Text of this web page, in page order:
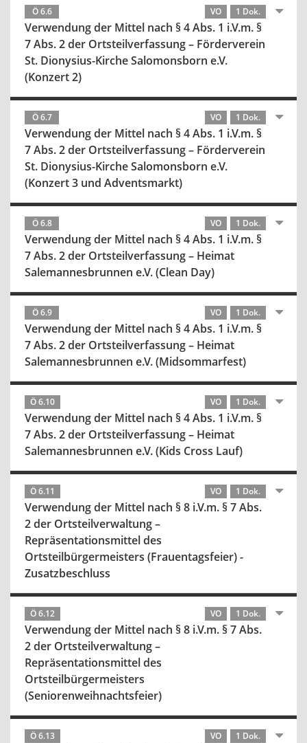
Ö 6.6 VO 1 Dok.
Verwendung der Mittel nach § 4 Abs. 1 i.V.m. §
7 Abs. 2 der Ortsteilverfassung – Förderverein
St. Dionysius-Kirche Salomonsborn e.V.
(Konzert 2)
Ö 6.7 VO 1 Dok.
Verwendung der Mittel nach § 4 Abs. 1 i.V.m. §
7 Abs. 2 der Ortsteilverfassung – Förderverein
St. Dionysius-Kirche Salomonsborn e.V.
(Konzert 3 und Adventsmarkt)
Ö 6.8 VO 1 Dok.
Verwendung der Mittel nach § 4 Abs. 1 i.V.m. §
7 Abs. 2 der Ortsteilverfassung – Heimat
Salemannesbrunnen e.V. (Clean Day)
Ö 6.9 VO 1 Dok.
Verwendung der Mittel nach § 4 Abs. 1 i.V.m. §
7 Abs. 2 der Ortsteilverfassung – Heimat
Salemannesbrunnen e.V. (Midsommarfest)
Ö 6.10 VO 1 Dok.
Verwendung der Mittel nach § 4 Abs. 1 i.V.m. §
7 Abs. 2 der Ortsteilverfassung – Heimat
Salemannesbrunnen e.V. (Kids Cross Lauf)
Ö 6.11 VO 1 Dok.
Verwendung der Mittel nach § 8 i.V.m. § 7 Abs.
2 der Ortsteilverwaltung –
Repräsentationsmittel des
Ortsteilbürgermeisters (Frauentagsfeier) -
Zusatzbeschluss
Ö 6.12 VO 1 Dok.
Verwendung der Mittel nach § 8 i.V.m. § 7 Abs.
2 der Ortsteilverwaltung –
Repräsentationsmittel des
Ortsteilbürgermeisters
(Seniorenweihnachtsfeier)
Ö 6.13 VO 1 Dok.